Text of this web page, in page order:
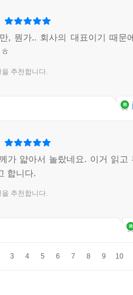
, 뭔가.. 회사의 대표이기 때문
추천합니다.
가 얇아서 놀랐네요. 이거 읽고
합니다.
추천합니다.
3 4 5 6 7 8 9 10